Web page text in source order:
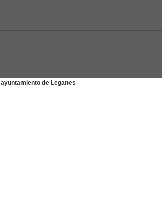
de Leganes